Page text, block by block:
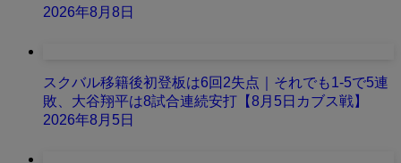
2026年8月8日
スクバル移籍後初登板は6回2失点｜それでも1-5で5連
敗、大谷翔平は8試合連続安打【8月5日カブス戦】
2026年8月5日